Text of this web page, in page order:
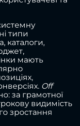
типи
каталоги,
мають
Off
за грамотної
видимість
зростання